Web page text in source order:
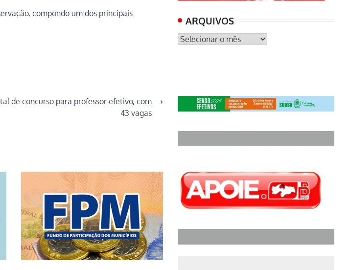
compondo um dos principais
de concurso para professor efetivo, com
43 vagas
⟶
ARQUIVOS
ARQUIVOS